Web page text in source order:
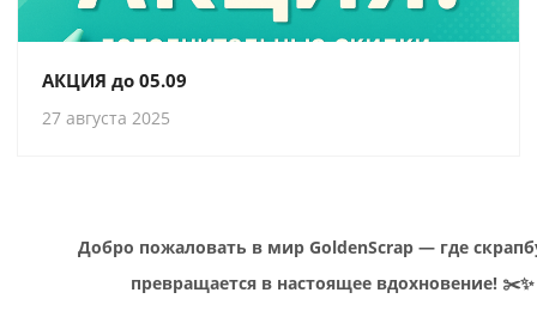
АКЦИЯ до 05.09
27 августа 2025
Добро пожаловать в мир GoldenScrap — где
превращается в настоящее вдохновение! ✂️✨